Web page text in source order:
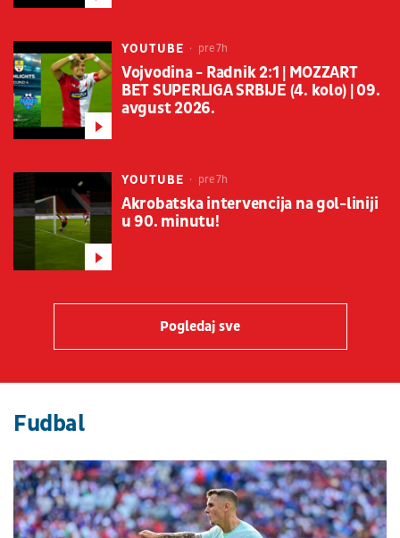
YOUTUBE pre 7h
Vojvodina - Radnik 2:1 | MOZZART
BET SUPERLIGA SRBIJE (4. kolo) | 09.
avgust 2026.
YOUTUBE pre 7h
Akrobatska intervencija na gol-liniji
u 90. minutu!
Pogledaj sve
Fudbal